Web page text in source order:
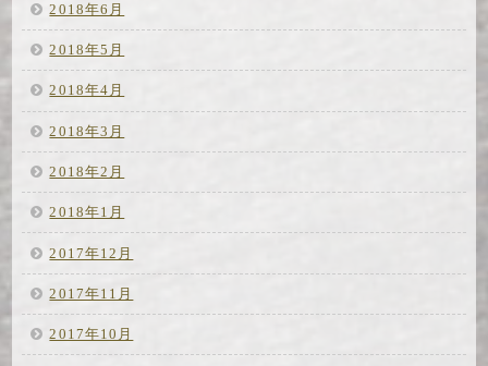
2018年6月
2018年5月
2018年4月
2018年3月
2018年2月
2018年1月
2017年12月
2017年11月
2017年10月